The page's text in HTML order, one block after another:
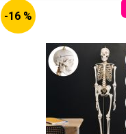
-16 %